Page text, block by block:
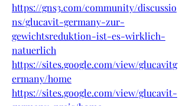
https://gns3.com/community/discussio
ns/glucavit-germany-zur-
gewichtsreduktion-ist-es-wirklich-
natuerlich
https://sites.google.com/view/glucavitg
ermany/home
https://sites.google.com/view/glucavit-